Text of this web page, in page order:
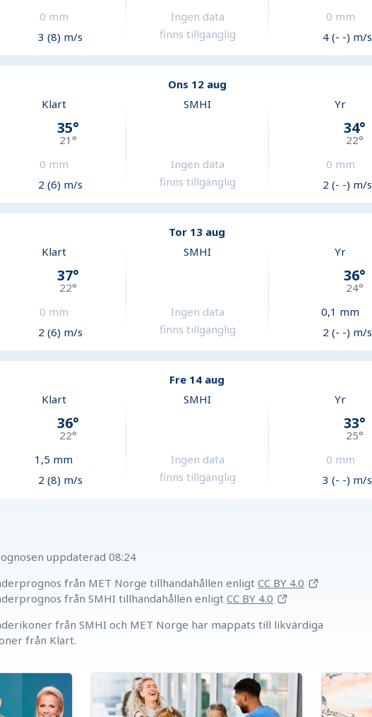
0 mm
3 (8) m/s
Ingen data
finns tillgänglig
0 mm
4 (- -) m/s
Ons 12 aug
Klart
35°
21 °
0 mm
2 (6) m/s
SMHI
Ingen data
finns tillgänglig
Yr
34°
22°
0 mm
2 (- -) m/s
Tor 13 aug
Klart
37°
22°
0 mm
2 (6) m/s
SMHI
Ingen data
finns tillgänglig
Yr
36°
24°
0,1 mm
2 (- -) m/s
Fre 14 aug
Klart
36°
22°
1,5 mm
2 (8) m/s
SMHI
Ingen data
finns tillgänglig
Yr
33°
25°
0 mm
3 (- -) m/s
uppdaterad 08:24
från MET Norge tillhandahållen enligt CC BY 4.0
från SMHI tillhandahållen enligt CC BY 4.0
från SMHI och MET Norge har mappats till likvärdiga
från Klart.